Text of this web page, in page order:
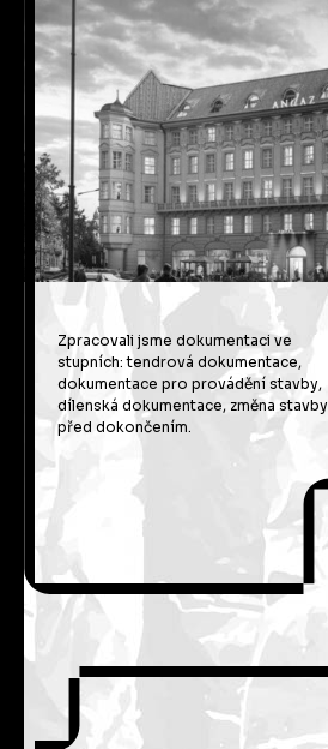
Zpracovali jsme dokumentaci ve
stupních: tendrová dokumentace,
dokumentace pro provádění stavby,
dílenská dokumentace, změna stavby
před dokončením.